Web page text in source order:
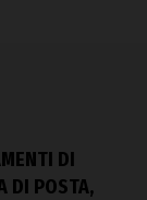
DI
DI POSTA,